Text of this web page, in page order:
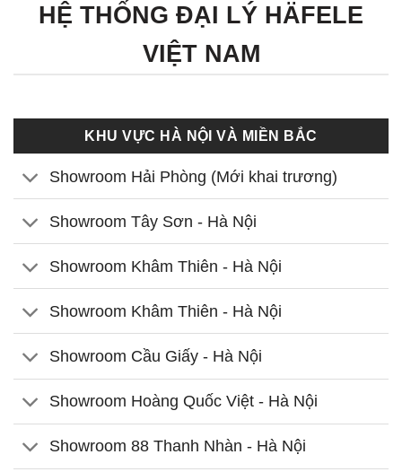
HỆ THỐNG ĐẠI LÝ HÄFELE
VIỆT NAM
KHU VỰC HÀ NỘI VÀ MIỀN BẮC
Showroom Hải Phòng (Mới khai trương)
Showroom Tây Sơn - Hà Nội
Showroom Khâm Thiên - Hà Nội
Showroom Khâm Thiên - Hà Nội
Showroom Cầu Giấy - Hà Nội
Showroom Hoàng Quốc Việt - Hà Nội
Showroom 88 Thanh Nhàn - Hà Nội